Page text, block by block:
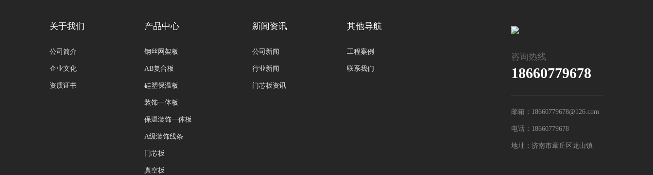
关于我们
公司简介
企业文化
资质证书
产品中心
钢丝网架板
AB复合板
硅塑保温板
装饰一体板
保温装饰一体板
A级装饰线条
门芯板
真空板
新闻资讯
公司新闻
行业新闻
门芯板资讯
其他导航
工程案例
联系我们
咨询热线
18660779678
邮箱：18660779678@126.com
电话：18660779678
地址：济南市章丘区龙山镇